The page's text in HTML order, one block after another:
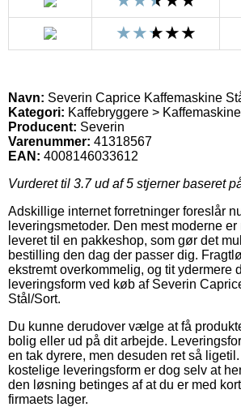
Navn: Severin Caprice Kaffemaskine
Kategori: Kaffebryggere >
Producent: Severin
Varenummer: 41318567
EAN: 4008146033612
Vurderet til 3.7ud af 5 stjerner baseret
Adskillige internet forretninger foreslår
leveringsmetoder. Den mest moderne
leveret til en pakkeshop, som gør det
bestilling den dag der passer dig.
ekstremt overkommelig, og tit ydermere
leveringsform ved køb af Severin
Stål/Sort.
Du kunne derudover vælge at få
bolig eller ud på dit arbejde.
en tak dyrere, men desuden ret så
kostelige leveringsform er dog selv at
den løsning betinges af at du er med
firmaets lager.